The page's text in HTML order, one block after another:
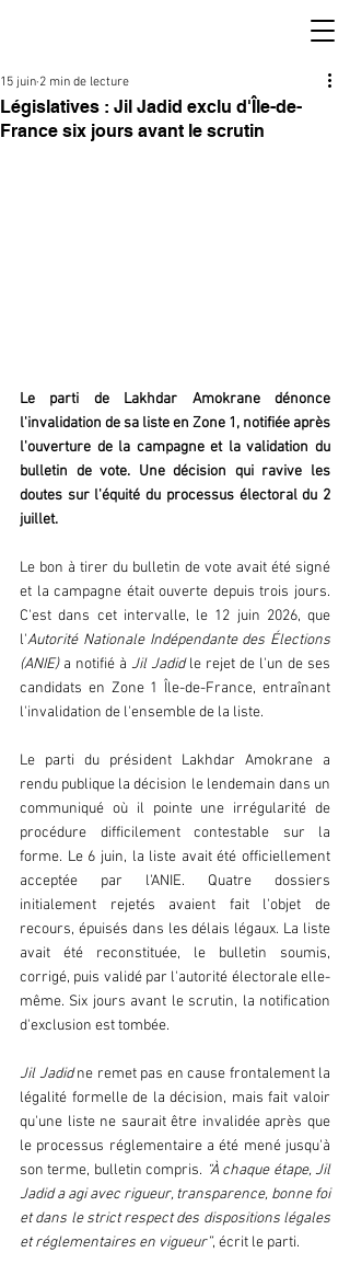
Législatives : Jil Jadid exclu d'Île-de-
France six jours avant le scrutin
15 juin 2 min de lecture
Le parti de Lakhdar Amokrane dénonce
l'invalidation de sa liste en Zone 1, notifiée après
l'ouverture de la campagne et la validation du
bulletin de vote. Une décision qui ravive les
doutes sur l'équité du processus électoral du 2
juillet.
Le bon à tirer du bulletin de vote avait été signé
et la campagne était ouverte depuis trois jours.
C'est dans cet intervalle, le 12 juin 2026, que
l'Autorité Nationale Indépendante des Élections
(ANIE) a notifié à Jil Jadid le rejet de l'un de ses
candidats en Zone 1 Île-de-France, entraînant
l'invalidation de l'ensemble de la liste.
Le parti du président Lakhdar Amokrane a
rendu publique la décision le lendemain dans un
communiqué où il pointe une irrégularité de
procédure difficilement contestable sur la
forme. Le 6 juin, la liste avait été officiellement
acceptée par l'ANIE. Quatre dossiers
initialement rejetés avaient fait l'objet de
recours, épuisés dans les délais légaux. La liste
avait été reconstituée, le bulletin soumis,
corrigé, puis validé par l'autorité électorale elle-
même. Six jours avant le scrutin, la notification
d'exclusion est tombée.
Jil Jadid ne remet pas en cause frontalement la
légalité formelle de la décision, mais fait valoir
qu'une liste ne saurait être invalidée après que
le processus réglementaire a été mené jusqu'à
son terme, bulletin compris. “À chaque étape, Jil
Jadid a agi avec rigueur, transparence, bonne foi
et dans le strict respect des dispositions légales
et réglementaires en vigueur”, écrit le parti.